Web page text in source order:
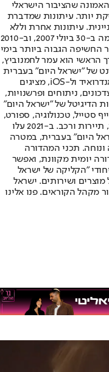
שהציבור הישראלי
יותר. עיתונות שמדברת
עיתונות אחרת וללא
תשלום. המהדורה המודפסת הראשונה פורסמה ב-30 ביולי 2007, וב-2010
החשיפה הגבוה ביותר בימי
הראשי הוא עמר לחמנוביץ,
של "ישראל היום" בעברית
ובאנגלית, כמו כן היישומונים (אפליקציות) לאנדרואיד ול-iOS, מציגים
ניתוחים ופרשנויות,
הדיגיטל של "ישראל היום"
סטייל, טכנולוגיה, ספורט,
כלכלה וצרכנות, בריאות, חיילים, אוכל, יהדות, תיירות ורכב. ב-2021 עלו
היום" בעברית, במטרה
תכני המהדורה
יומית מקוונת, ואפשר
"הקליקה של ישראל
ושירותים. ישראל
מקהל הקוראים. פנו אלינו